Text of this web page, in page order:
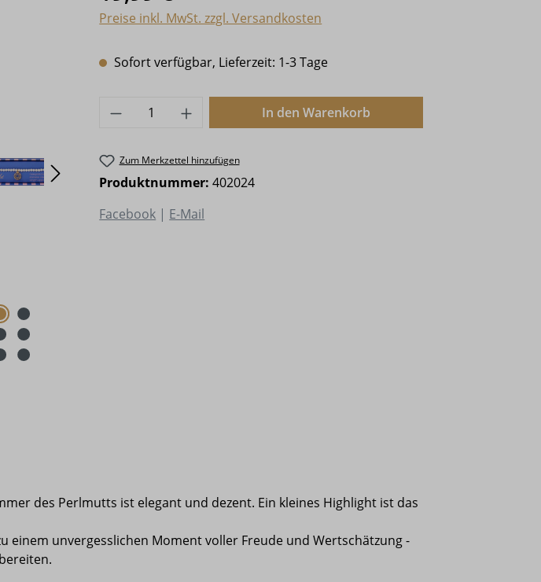
Preise inkl. MwSt. zzgl. Versandkosten
Sofort verfügbar, Lieferzeit: 1-3 Tage
Produkt Anzahl: Gib den gewünschten Wert ein
In den Warenkorb
Zum Merkzettel hinzufügen
Produktnummer:402024
Facebook | E-Mail
des Perlmutts ist elegant und dezent. Ein kleines Highlight ist das
einem unvergesslichen Moment voller Freude und Wertschätzung -